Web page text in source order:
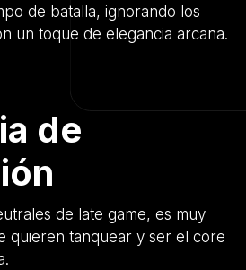
de batalla, ignorando los
un toque de elegancia arcana.
de
de late game, es muy
quieren tanquear y ser el core